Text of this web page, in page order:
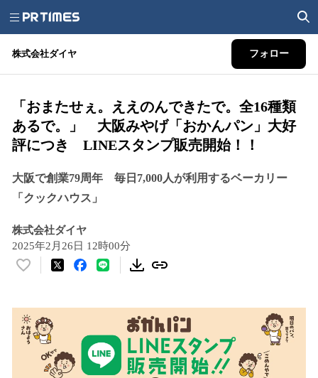
株式会社ダイヤ フォロー
「おまたせぇ。ええのんできたで。全16種類
あるで。」 大阪みやげ「おかんパン」大好
評につき LINEスタンプ販売開始！！
大阪で創業79周年 毎日7,000人が利用するベーカリー
「クックハウス」
株式会社ダイヤ
2025年2月26日 12時00分
い
！
数
を